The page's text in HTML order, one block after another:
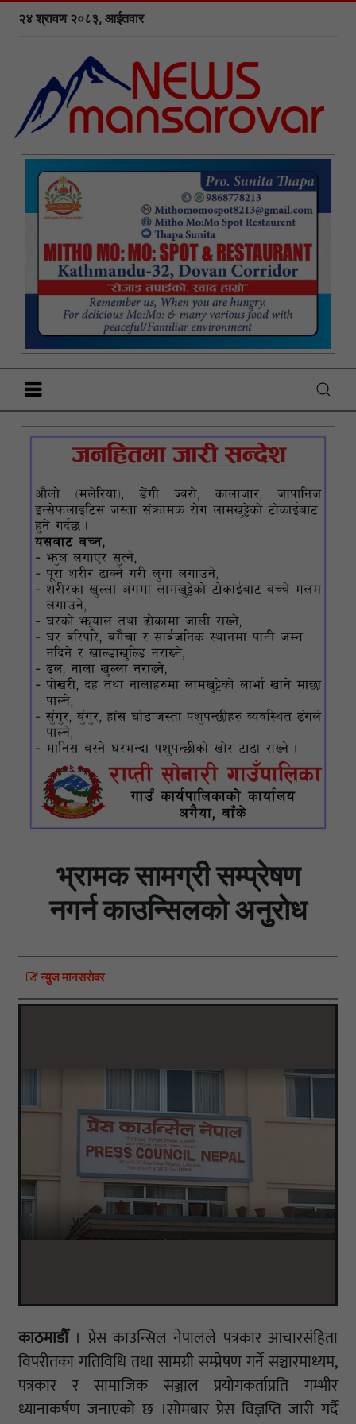
२४ श्रावण २०८३, आईतवार
भ्रामक सामग्री सम्प्रेषण
नगर्न काउन्सिलको अनुरोध
न्युज मानसराेवर
काठमाडौँ। प्रेस काउन्सिल नेपालले पत्रकार आचारसंहिता
विपरीतका गतिविधि तथा सामग्री सम्प्रेषण गर्ने सञ्चारमाध्यम,
पत्रकार र सामाजिक सञ्जाल प्रयोगकर्ताप्रति गम्भीर
ध्यानाकर्षण जनाएको छ ।सोमबार प्रेस विज्ञप्ति जारी गर्दै